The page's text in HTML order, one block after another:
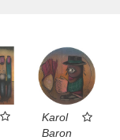
Karol
Baron